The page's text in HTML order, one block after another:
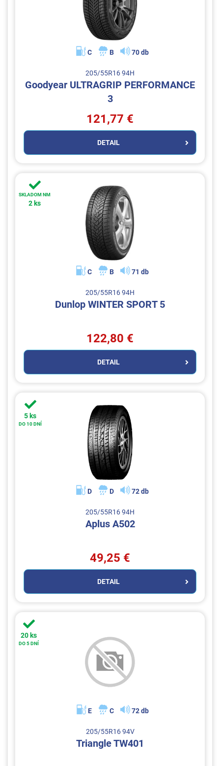
C B 70 db
205/55R16 94H
Goodyear ULTRAGRIP PERFORMANCE
3
121,77 €
DETAIL
SKLADOM NM
2 ks
C B 71 db
205/55R16 94H
Dunlop WINTER SPORT 5
122,80 €
DETAIL
5 ks
DO 10 DNÍ
D D 72 db
205/55R16 94H
Aplus A502
49,25 €
DETAIL
20 ks
DO 5 DNÍ
E C 72 db
205/55R16 94V
Triangle TW401